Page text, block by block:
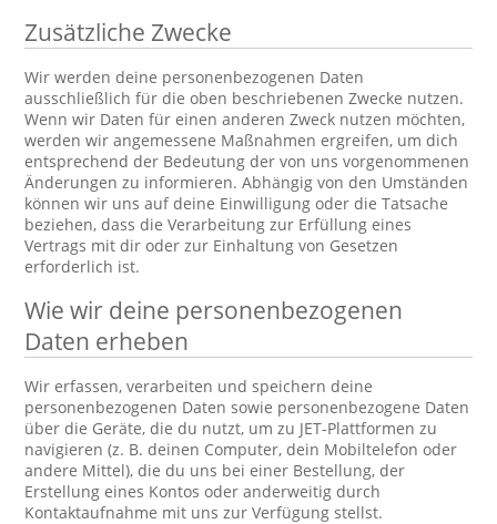
Zusätzliche Zwecke
Wir werden deine personenbezogenen Daten
ausschließlich für die oben beschriebenen Zwecke nutzen.
Wenn wir Daten für einen anderen Zweck nutzen möchten,
werden wir angemessene Maßnahmen ergreifen, um dich
entsprechend der Bedeutung der von uns vorgenommenen
Änderungen zu informieren. Abhängig von den Umständen
können wir uns auf deine Einwilligung oder die Tatsache
beziehen, dass die Verarbeitung zur Erfüllung eines
Vertrags mit dir oder zur Einhaltung von Gesetzen
erforderlich ist.
Wie wir deine personenbezogenen
Daten erheben
Wir erfassen, verarbeiten und speichern deine
personenbezogenen Daten sowie personenbezogene Daten
über die Geräte, die du nutzt, um zu JET-Plattformen zu
navigieren (z. B. deinen Computer, dein Mobiltelefon oder
andere Mittel), die du uns bei einer Bestellung, der
Erstellung eines Kontos oder anderweitig durch
Kontaktaufnahme mit uns zur Verfügung stellst.